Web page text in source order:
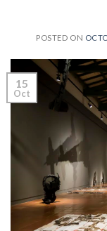
POSTED ON
15
Oct